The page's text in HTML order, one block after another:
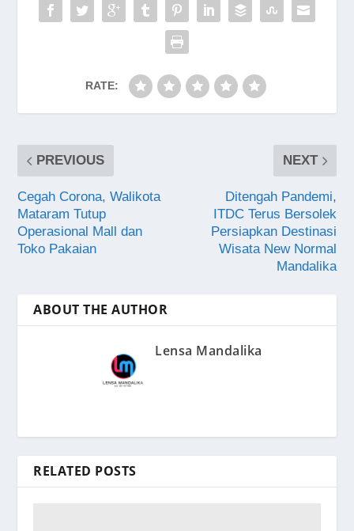
RATE:
PREVIOUS
Cegah Corona, Walikota
Mataram Tutup
Operasional Mall dan
Toko Pakaian
NEXT
Ditengah Pandemi,
ITDC Terus Bersolek
Persiapkan Destinasi
Wisata New Normal
Mandalika
ABOUT THE AUTHOR
Lensa Mandalika
RELATED POSTS